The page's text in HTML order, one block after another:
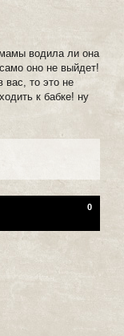
водила ли она
оно не выйдет!
вас, то это не
к бабке! ну
0